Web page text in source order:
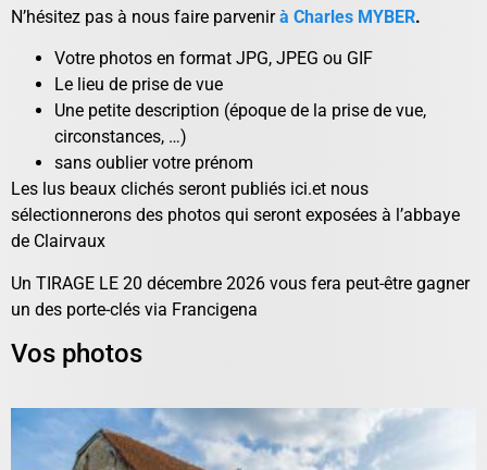
N’hésitez pas à nous faire parvenirà Charles MYBER.
Votre photos en format JPG, JPEG ou GIF
Le lieu de prise de vue
Une petite description (époque de la prise de vue,
circonstances, …)
sans oublier votre prénom
Les lus beaux clichés seront publiés ici.et nous
sélectionnerons des photos qui seront exposées à l’abbaye
de Clairvaux
Un TIRAGE LE 20 décembre 2026 vous fera peut-être gagner
un des porte-clés via Francigena
Vos photos